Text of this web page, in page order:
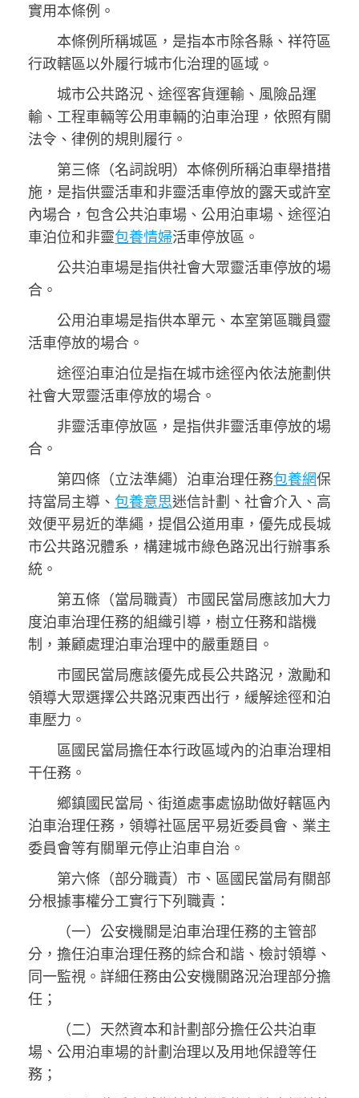
實用本條例。
本條例所稱城區，是指本市除各縣、祥符區
行政轄區以外履行城市化治理的區域。
城市公共路況、途徑客貨運輸、風險品運
輸、工程車輛等公用車輛的泊車治理，依照有關
法令、律例的規則履行。
第三條（名詞說明）本條例所稱泊車舉措措
施，是指供靈活車和非靈活車停放的露天或許室
內場合，包含公共泊車場、公用泊車場、途徑泊
車泊位和非靈包養情婦活車停放區。
公共泊車場是指供社會大眾靈活車停放的場
合。
公用泊車場是指供本單元、本室第區職員靈
活車停放的場合。
途徑泊車泊位是指在城市途徑內依法施劃供
社會大眾靈活車停放的場合。
非靈活車停放區，是指供非靈活車停放的場
合。
第四條（立法準繩）泊車治理任務包養網保
持當局主導、 包養意思迷信計劃、社會介入、高
效便平易近的準繩，提倡公道用車，優先成長城
市公共路況體系，構建城市綠色路況出行辦事系
統。
第五條（當局職責）市國民當局應該加大力
度泊車治理任務的組織引導，樹立任務和諧機
制，兼顧處理泊車治理中的嚴重題目。
市國民當局應該優先成長公共路況，激勵和
領導大眾選擇公共路況東西出行，緩解途徑和泊
車壓力。
區國民當局擔任本行政區域內的泊車治理相
干任務。
鄉鎮國民當局、街道處事處協助做好轄區內
泊車治理任務，領導社區居平易近委員會、業主
委員會等有關單元停止泊車自治。
第六條（部分職責）市、區國民當局有關部
分根據事權分工實行下列職責：
（一）公安機關是泊車治理任務的主管部
分，擔任泊車治理任務的綜合和諧、檢討領導、
同一監視。詳細任務由公安機關路況治理部分擔
任；
（二）天然資本和計劃部分擔任公共泊車
場、公用泊車場的計劃治理以及用地保證等任
務；